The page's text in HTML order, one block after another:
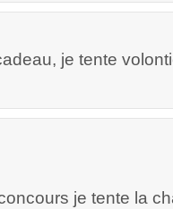
je tente
je tente la